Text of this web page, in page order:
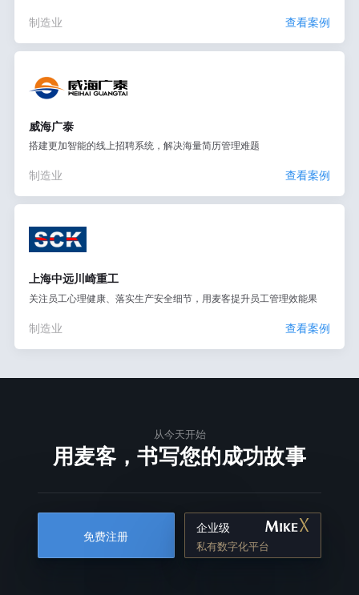
制造业 查看案例
威海广泰
搭建更加智能的线上招聘系统，解决海量简历管理难题
制造业 查看案例
上海中远川崎重工
关注员工心理健康、落实生产安全细节，用麦客提升员工管理效能果
制造业 查看案例
从今天开始
用麦客，书写您的成功故事
免费注册
企业级
私有数字化平台